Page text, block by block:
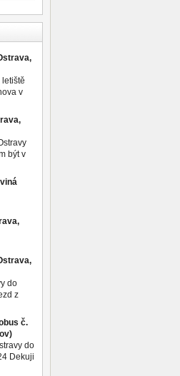
v
být v
do
z
č.
do
Dekuji